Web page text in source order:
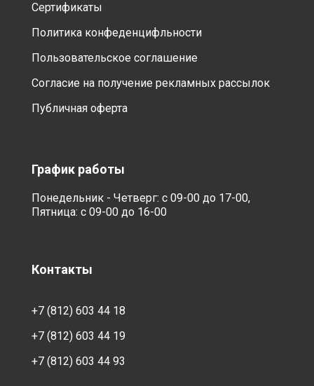
Сертификаты
Политика конфеденцифльности
Пользовательское соглашение
Согласие на получение рекламных рассылок
Публичная оферта
График работы
Понедельник - Четверг: с 09-00 до 17-00,
Пятница: с 09-00 до 16-00
Контакты
+7 (812) 603 44 18
+7 (812) 603 44 19
+7 (812) 603 44 93